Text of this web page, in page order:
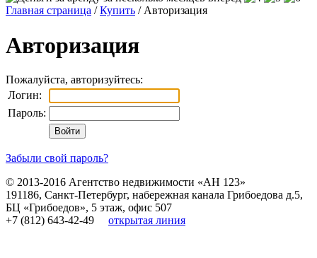
Главная страница /Купить / Авторизация
Авторизация
Пожалуйста, авторизуйтесь:
Логин:
Пароль:
Забыли свой пароль?
© 2013-2016 Агентство недвижимости «АН 123»
191186, Санкт-Петербург, набережная канала Грибоедова д.5,
БЦ «Грибоедов», 5 этаж, офис 507
+7 (812) 643-42-49
открытая линия